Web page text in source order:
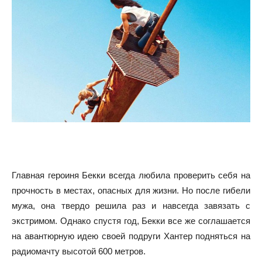
Главная героиня Бекки всегда любила проверить себя на
прочность в местах, опасных для жизни. Но после гибели
мужа, она твердо решила раз и навсегда завязать с
экстримом. Однако спустя год, Бекки все же соглашается
на авантюрную идею своей подруги Хантер подняться на
радиомачту высотой 600 метров.